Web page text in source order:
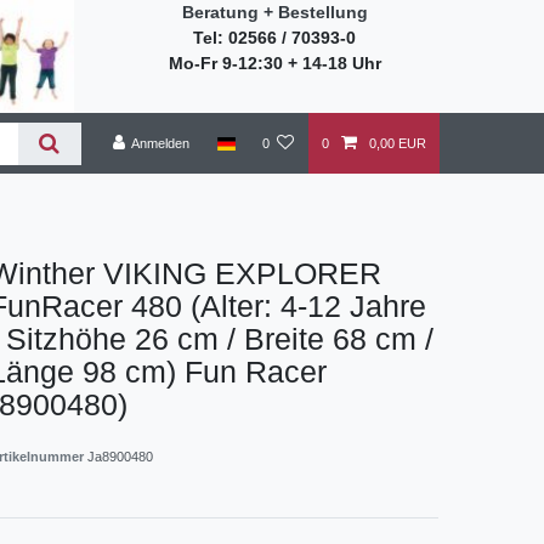
Beratung + Bestellung
Tel: 02566 / 70393-0
Mo-Fr 9-12:30 + 14-18 Uhr
Anmelden 0 0 0,00 EUR
VIKING EXPLORER
480 (Alter: 4-12 Jahre
Sitzhöhe 26 cm / Breite 68 cm /
98 cm) Fun Racer
Ja8900480